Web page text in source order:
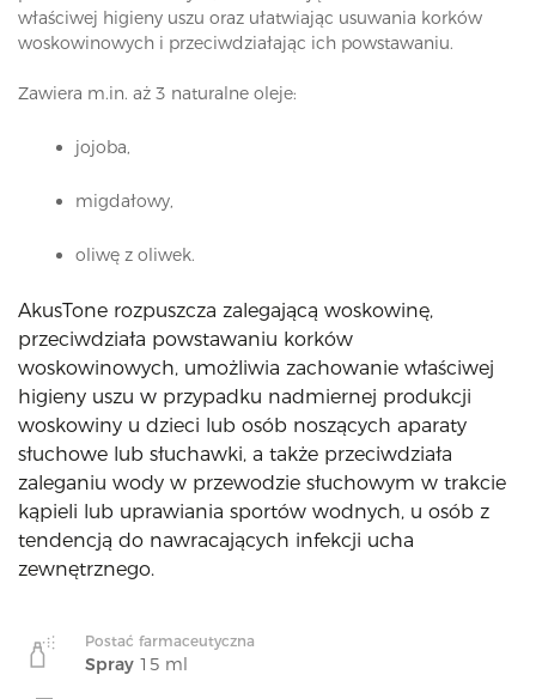
właściwej higieny uszu oraz ułatwiając usuwania korków
woskowinowych i przeciwdziałając ich powstawaniu.
Zawiera m.in. aż 3 naturalne oleje:
jojoba,
migdałowy,
oliwę z oliwek.
AkusTone rozpuszcza zalegającą woskowinę,
przeciwdziała powstawaniu korków
woskowinowych, umożliwia zachowanie właściwej
higieny uszu w przypadku nadmiernej produkcji
woskowiny u dzieci lub osób noszących aparaty
słuchowe lub słuchawki, a także przeciwdziała
zaleganiu wody w przewodzie słuchowym w trakcie
kąpieli lub uprawiania sportów wodnych, u osób z
tendencją do nawracających infekcji ucha
zewnętrznego.
Postać farmaceutyczna
Spray 15 ml